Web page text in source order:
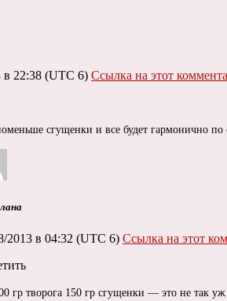
в 22:38 (UTC 6) Ссылка на этот
сгущенки и все будет гармонично по
2013 в 04:32 (UTC 6) Ссылка на этот
гр творога 150 гр сгущенки — это не так